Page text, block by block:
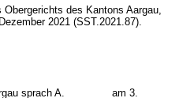
des Kantons Aargau,
2021 (SST.2021.87).
sprach A.________ am 3.